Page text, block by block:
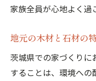
自然環境に
自然との共
茨城県での家づ
ン
家族全員が心地よく過
地元の木材と石材の
茨城県での家づくりに
することは、環境への